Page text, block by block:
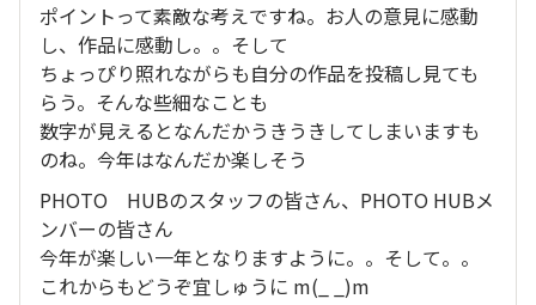
ポイントって素敵な考えですね。お人の意見に感動
し、作品に感動し。。そして
ちょっぴり照れながらも自分の作品を投稿し見ても
らう。そんな些細なことも
数字が見えるとなんだかうきうきしてしまいますも
のね。今年はなんだか楽しそう
PHOTO HUBのスタッフの皆さん、PHOTO HUBメ
ンバーの皆さん
今年が楽しい一年となりますように。。そして。。
これからもどうぞ宜しゅうに m(_ _)m